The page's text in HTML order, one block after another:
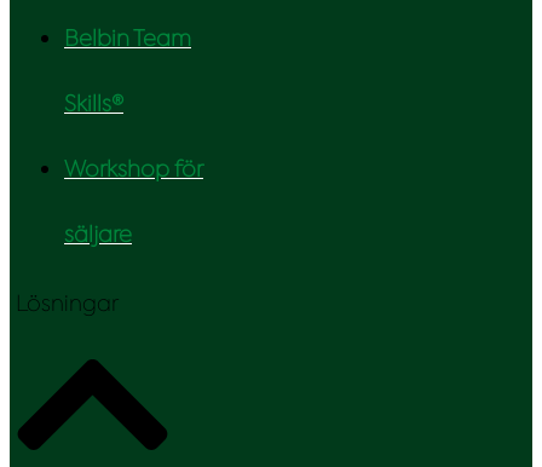
Belbin Team
Skills®
Workshop för
säljare
Lösningar